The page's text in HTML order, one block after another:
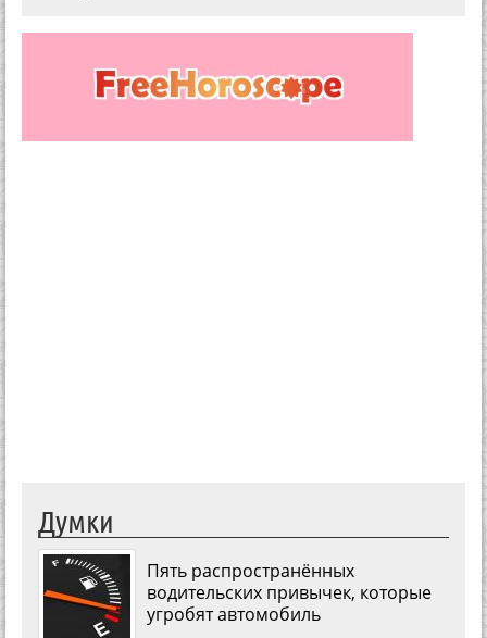
Думки
Пять распространённых
водительских привычек, которые
угробят автомобиль